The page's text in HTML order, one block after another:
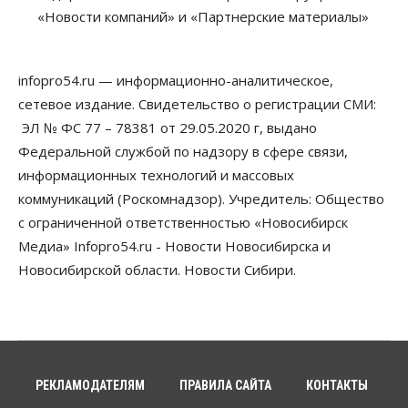
07 Августа 2026, 10:00
выстраивают системы защиты от атак БПЛА
07 Августа 2026, 09:00
По «Сибэлектротерму» выдали исполнительные
листы на полмиллиарда рублей
07 Августа 2026, 08:00
Бизнес Власть Медицина Общество
Искусственный интеллект предлагают
привлекать к разработке новых лекарств в
России
рублей
«Новости компаний» и «Партнерские материалы»
infopro54.ru — информационно-аналитическое,
сетевое издание. Свидетельство о регистрации СМИ:
ЭЛ № ФС 77 – 78381 от 29.05.2020 г, выдано
Федеральной службой по надзору в сфере связи,
информационных технологий и массовых
коммуникаций (Роскомнадзор). Учредитель: Общество
с ограниченной ответственностью «Новосибирск
Медиа» Infopro54.ru - Новости Новосибирска и
Новосибирской области. Новости Сибири.
РЕКЛАМОДАТЕЛЯМ ПРАВИЛА САЙТА КОНТАКТЫ